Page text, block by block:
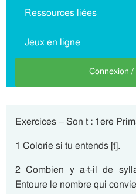
Ressources liées
Jeux en ligne
Connexion /
Exercices – Son t : 1ere
1 Colorie si tu entends [t].
2 Combien y a-t-il de
Entoure le nombre qui